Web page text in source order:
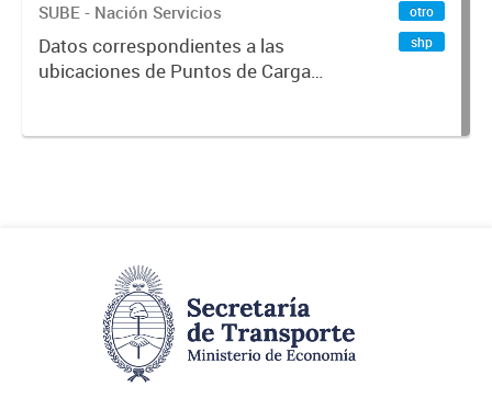
SUBE - Nación Servicios
Datos correspondientes a las
ubicaciones de Puntos de Carga
otro
shp